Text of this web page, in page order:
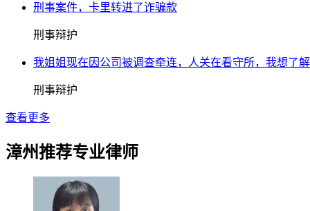
刑事案件，卡里转进了诈骗款
刑事辩护
我姐姐现在因公司被调查牵连，人关在看守所，我想了
刑事辩护
查看更多
漳州推荐专业律师